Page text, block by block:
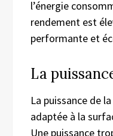
l’énergie
rendement est
performante et
La
La puissance de
adaptée à la
Une puissance